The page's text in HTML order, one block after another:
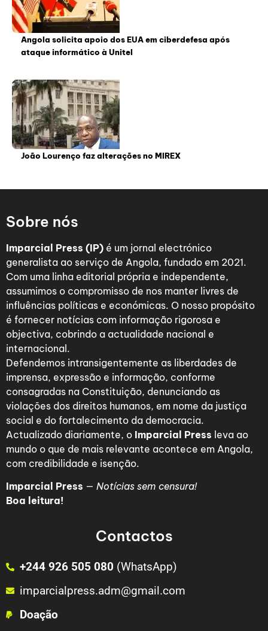
Angola solicita apoio dos EUA em ciberdefesa após
ataque informático à Unitel
João Lourenço faz alterações no MIREX
Sobre nós
Imparcial Press (IP) é um jornal electrónico
generalista ao serviço de Angola, fundado em 2021.
Com uma linha editorial própria e independente,
assumimos o compromisso de nos manter livres de
influências políticas e económicas. O nosso propósito
é fornecer notícias com informação rigorosa e
objectiva, cobrindo a actualidade nacional e
internacional.
Defendemos intransigentemente as liberdades de
imprensa, expressão e informação, conforme
consagradas na Constituição, denunciando as
violações dos direitos humanos, em nome da justiça
social e do fortalecimento da democracia.
Actualizado diariamente, o Imparcial Press leva ao
mundo o que de mais relevante acontece em Angola,
com credibilidade e isenção.
Imparcial Press — Notícias sem censura!
Boa leitura!
Contactos
+244 926 505 080 (WhatsApp)
imparcialpress.adm@gmail.com
Doação